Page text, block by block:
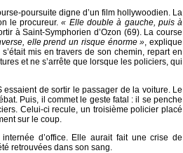
poursuite digne d’un film hollywoodien. La
le procureur.« Elle double à gauche, puis à
à Saint-Symphorien d’Ozon (69). La course
elle prend un risque énorme », explique
mis en travers de son chemin, repart en
et ne s’arrête que lorsque les policiers, qui
de sortir le passager de la voiture. Le
Puis, il commet le geste fatal : il se penche
Celui-ci recule, un troisième policier placé
sur le coup.
d’office. Elle aurait fait une crise de
retrouvées dans son sang.